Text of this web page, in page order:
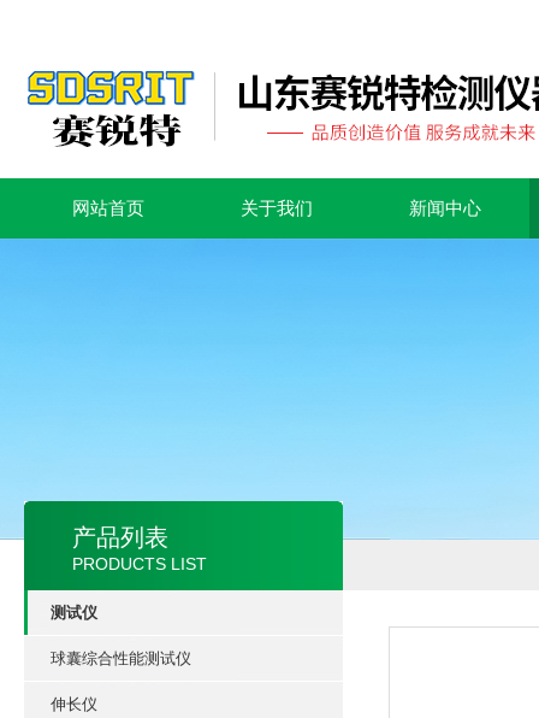
网站首页 关于我们 新闻中心
产品列表
PRODUCTS LIST
测试仪
球囊综合性能测试仪
伸长仪